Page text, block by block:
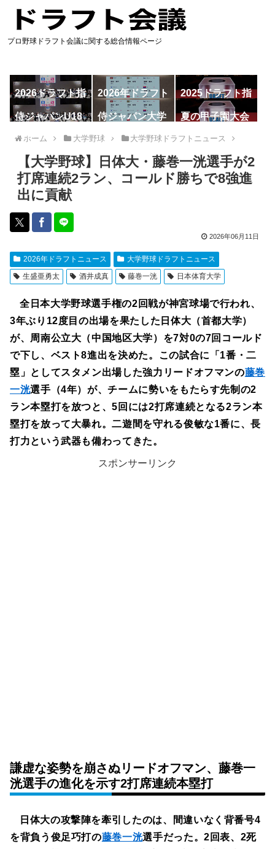
プロ野球ドラフト会議に関する総合情報ページ
2026ドラフト指
名予想
2026年ドラフト
候補
2025ドラフト指
名一覧
侍ジャパンU18
代表
侍ジャパン大学
代表
夏の甲子園大会
ホーム 大学野球 大学野球ドラフトニュース
【大学野球】日体大・藤巻一洸選手が2
打席連続2ラン、コールド勝ちで8強進
出に貢献
2026年06月11日
2026年ドラフトニュース
大学野球ドラフトニュース
生盛亜勇太
酒井成真 藤巻一洸 日本体育大学
全日本大学野球選手権の2回戦が神宮球場で行われ、
3年ぶり12度目の出場を果たした日体大（首都大学）
が、周南公立大（中国地区大学）を7対0の7回コールド
で下し、ベスト8進出を決めた。この試合に「1番・二
塁」としてスタメン出場した強力リードオフマンの藤巻
一洸選手（4年）が、チームに勢いをもたらす先制の2
ラン本塁打を放つと、5回には2打席連続となる2ラン本
塁打を放って大暴れ。二遊間を守れる俊敏な1番に、長
打力という武器も備わってきた。
スポンサーリンク
謙虚な姿勢を崩さぬリードオフマン、藤巻一
洸選手の進化を示す2打席連続本塁打
日体大の攻撃陣を牽引したのは、間違いなく背番号4
を背負う俊足巧打の藤巻一洸選手だった。2回表、2死